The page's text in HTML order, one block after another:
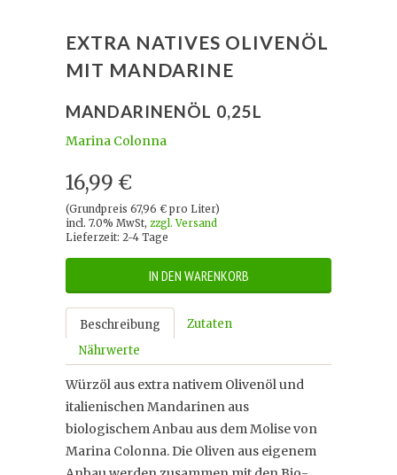
EXTRA NATIVES OLIVENÖL
MIT MANDARINE
MANDARINENÖL 0,25L
Marina Colonna
16,99 €
(Grundpreis 67,96 € pro Liter)
incl. 7.0% MwSt, zzgl. Versand
Lieferzeit: 2-4 Tage
IN DEN WARENKORB
Beschreibung
Zutaten
Nährwerte
Würzöl aus extra nativem Olivenöl und
italienischen Mandarinen aus
biologischem Anbau aus dem Molise von
Marina Colonna. Die Oliven aus eigenem